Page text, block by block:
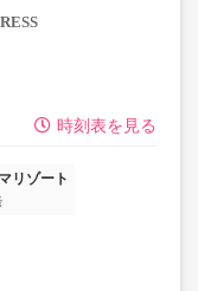
時刻表を見る
リゾート